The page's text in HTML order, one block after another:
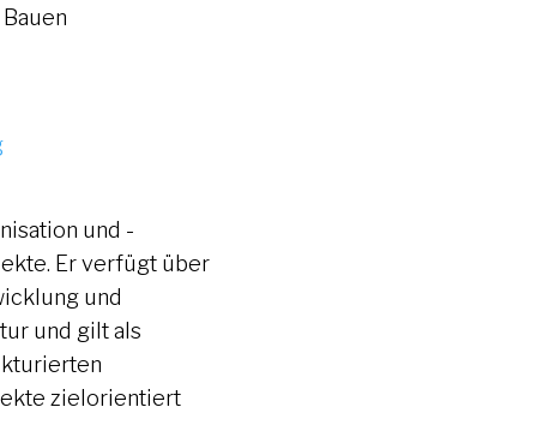
und -
Er verfügt über
und
und gilt als
zielorientiert